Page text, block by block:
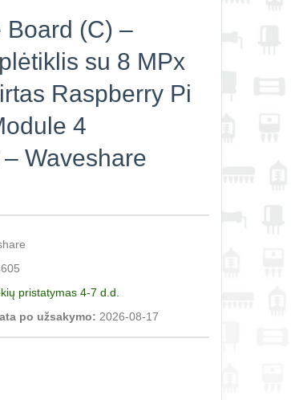
Board (C) –
su 8 MPx
Raspberry Pi
4
Waveshare
pristatymas 4-7 d.d.
po užsakymo: 2026-08-17